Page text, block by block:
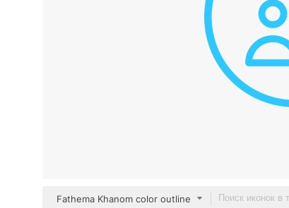
Fathema Khanom color outline